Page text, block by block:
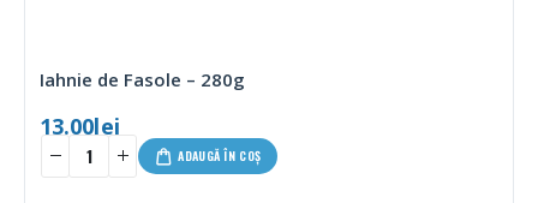
Iahnie de Fasole – 280g
13.00lei
ADAUGĂ ÎN COȘ